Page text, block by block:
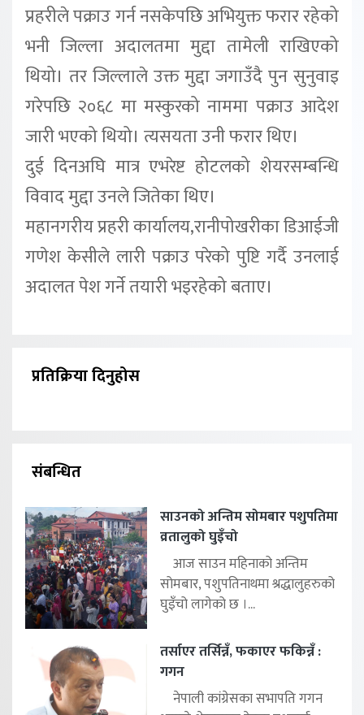
प्रहरीले पक्राउ गर्न नसकेपछि अभियुक्त फरार रहेको
भनी जिल्ला अदालतमा मुद्दा तामेली राखिएको
थियो। तर जिल्लाले उक्त मुद्दा जगाउँदै पुन सुनुवाइ
गरेपछि २०६८ मा मस्कुरको नाममा पक्राउ आदेश
जारी भएको थियो। त्यसयता उनी फरार थिए।
दुई दिनअघि मात्र एभरेष्ट होटलको शेयरसम्बन्धि
विवाद मुद्दा उनले जितेका थिए।
महानगरीय प्रहरी कार्यालय,रानीपोखरीका डिआईजी
गणेश केसीले लारी पक्राउ परेको पुष्टि गर्दै उनलाई
अदालत पेश गर्ने तयारी भइरहेको बताए।
प्रतिक्रिया दिनुहोस
संबन्धित
साउनको अन्तिम सोमबार पशुपतिमा
व्रतालुको घुइँचो
आज साउन महिनाको अन्तिम
सोमबार, पशुपतिनाथमा श्रद्धालुहरुको
घुइँचो लागेको छ ।...
तर्साएर तर्सिन्नँ, फकाएर फकिन्नँ :
गगन
नेपाली कांग्रेसका सभापति गगन